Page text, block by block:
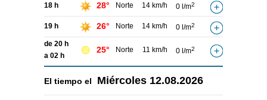
18 h 28° Norte 14 km/h 0 l/m2
19 h 26° Norte 14 km/h 0 l/m2
de 20 h
a 02 h
25° Norte 11 km/h 0 l/m2
El tiempo el Miércoles 12.08.2026